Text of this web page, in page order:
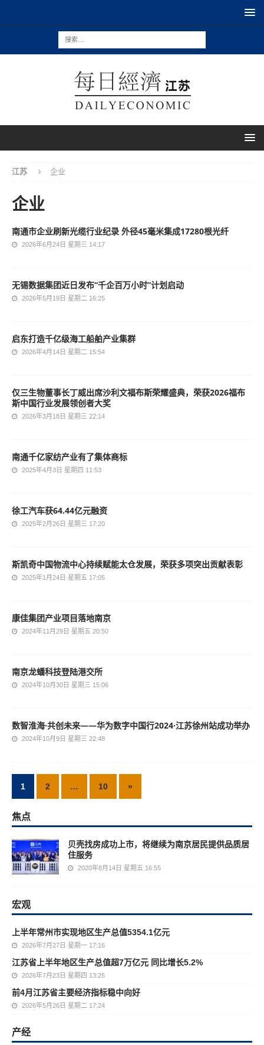
江苏 企业
企业
南通市企业刷新光缆行业纪录 外径45毫米集成17280根光纤
2026年6月24日 星期三 14:17
无锡数据集团近日发布“千企百万小时”计划启动
2026年5月19日 星期二 16:25
启东打造千亿级海工船舶产业集群
2026年4月14日 星期二 15:54
仅三生物董事长丁威出席沙利文福布斯荣耀盛典，荣获2026福布
斯中国行业发展领创者大奖
2026年3月18日 星期三 22:14
南通千亿家纺产业有了集体商标
2025年4月3日 星期四 11:53
徐工汽车获64.44亿元融资
2025年2月26日 星期三 17:20
斯凯奇中国物流中心持续赋能太仓发展，荣获多项突出贡献表彰
2025年1月24日 星期五 17:05
康佳集团产业项目落地南京
2024年11月29日 星期五 20:50
南京龙蟠科技登陆港交所
2024年10月30日 星期三 15:06
数智淮海·共创未来——华为数字中国行2024·江苏徐州站成功举办
2024年10月9日 星期三 22:48
1 2 … 10 »
焦点
贝壳找房成功上市，将继续为南京居民提供品质居
住服务
2020年8月14日 星期五 16:55
宏观
上半年常州市实现地区生产总值5354.1亿元
2026年7月27日 星期一 17:16
江苏省上半年地区生产总值超7万亿元 同比增长5.2%
2026年7月23日 星期四 13:25
前4月江苏省主要经济指标稳中向好
2026年5月26日 星期二 17:24
产经